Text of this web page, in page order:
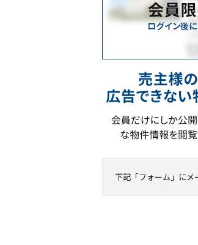
下記「フォーム」にメ